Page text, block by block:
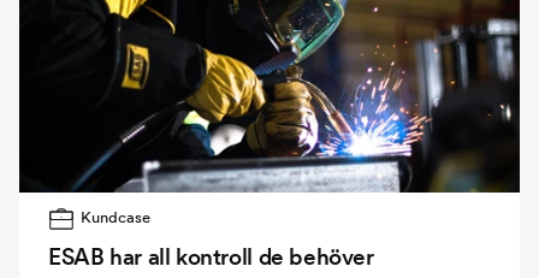
Kundcase
ESAB har all kontroll de behöver